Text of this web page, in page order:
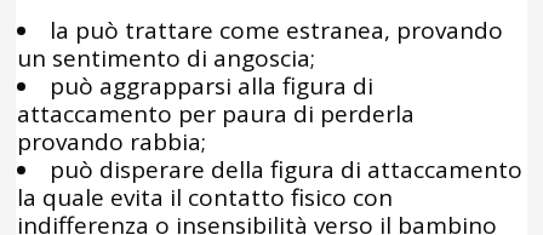
la può trattare come estranea, provando
un sentimento di angoscia;
può aggrapparsi alla figura di
attaccamento per paura di perderla
provando rabbia;
può disperare della figura di attaccamento
la quale evita il contatto fisico con
indifferenza o insensibilità verso il bambino